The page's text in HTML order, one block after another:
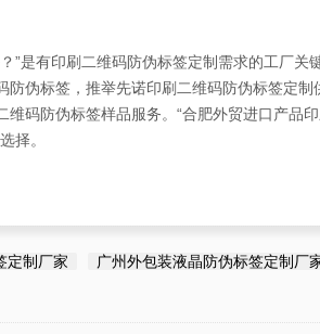
”是有印刷二维码防伪标签定制需求的工厂关
伪标签，推举先诺印刷二维码防伪标签定
码防伪标签样品服务。“合肥外贸进口产品
择。
定制厂家 广州外包装液晶防伪标签定制厂